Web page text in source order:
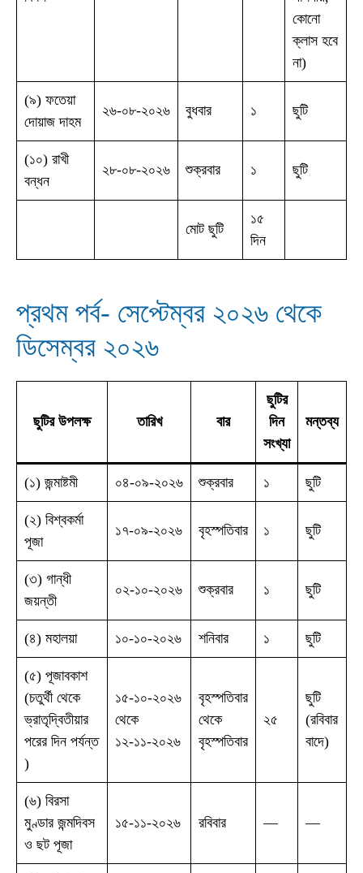
কোনো
ক্লাস হবে
না)
(৯) ফতেয়া
দোয়াজ দাহম
২৬-০৮-২০২৬ বুধবার ১ ছুটি
(১০) রাখী
বন্ধন
২৮-০৮-২০২৬ শুক্রবার ১ ছুটি
মোট ছুটি
১৫
দিন
প্রথম পর্ব- সেপ্টেম্বর ২০২৬ থেকে
ডিসেম্বর ২০২৬
ছুটির উপলক্ষ তারিখ বার
ছুটির
দিন
সংখ্যা
মন্তব্য
(১) জন্মাষ্টমী ০৪-০৯-২০২৬ শুক্রবার ১ ছুটি
(২) বিশ্বকর্মা
পূজা
১৭-০৯-২০২৬ বৃহস্পতিবার ১ ছুটি
(৩) গান্ধী
জয়ন্তী
০২-১০-২০২৬ শুক্রবার ১ ছুটি
(৪) মহালয়া ১০-১০-২০২৬ শনিবার ১ ছুটি
(৫) পূজাবকাশ
(চতুর্থী থেকে
ভ্রাতৃদ্বিতীয়ার
পরের দিন পর্যন্ত
)
১৫-১০-২০২৬
থেকে
১২-১১-২০২৬
বৃহস্পতিবার
থেকে
বৃহস্পতিবার
২৫
ছুটি
(রবিবার
বাদে)
(৬) বিরসা
মুণ্ডার জন্মদিবস
ও ছট পূজা
১৫-১১-২০২৬ রবিবার — —